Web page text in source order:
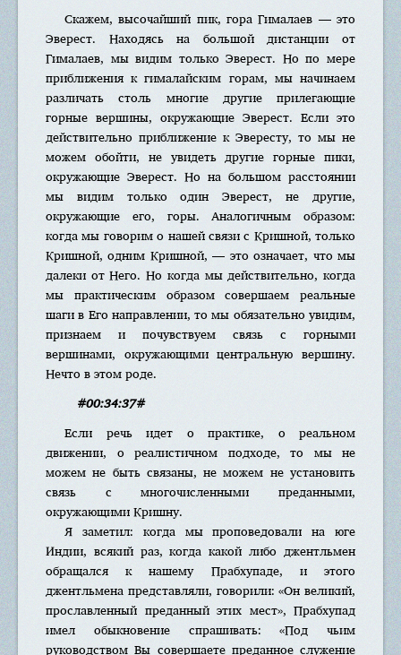
Скажем, высочайший пик, гора Гималаев — это
Эверест. Находясь на большой дистанции от
Гималаев, мы видим только Эверест. Но по мере
приближения к гималайским горам, мы начинаем
различать столь многие другие прилегающие
горные вершины, окружающие Эверест. Если это
действительно приближение к Эвересту, то мы не
можем обойти, не увидеть другие горные пики,
окружающие Эверест. Но на большом расстоянии
мы видим только один Эверест, не другие,
окружающие его, горы. Аналогичным образом:
когда мы говорим о нашей связи с Кришной, только
Кришной, одним Кришной, — это означает, что мы
далеки от Него. Но когда мы действительно, когда
мы практическим образом совершаем реальные
шаги в Его направлении, то мы обязательно увидим,
признаем и почувствуем связь с горными
вершинами, окружающими центральную вершину.
Нечто в этом роде.
#00:34:37#
Если речь идет о практике, о реальном
движении, о реалистичном подходе, то мы не
можем не быть связаны, не можем не установить
связь с многочисленными преданными,
окружающими Кришну.
Я заметил: когда мы проповедовали на юге
Индии, всякий раз, когда какой либо джентльмен
обращался к нашему Прабхупаде, и этого
джентльмена представляли, говорили: «Он великий,
прославленный преданный этих мест», Прабхупад
имел обыкновение спрашивать: «Под чьим
руководством Вы совершаете преданное служение